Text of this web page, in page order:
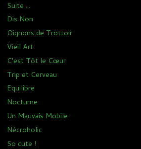
Suite ...
Dis Non
Oignons de Trottoir
Vieil Art
C'est Tôt le Cœur
Trip et Cerveau
Equilibre
Nocturne
Un Mauvais Mobile
Nécroholic
So cute !